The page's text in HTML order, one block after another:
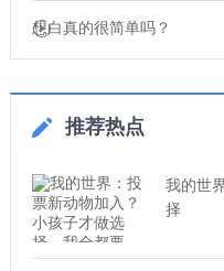
想白真的很简单吗？
推荐热点
我的世
择